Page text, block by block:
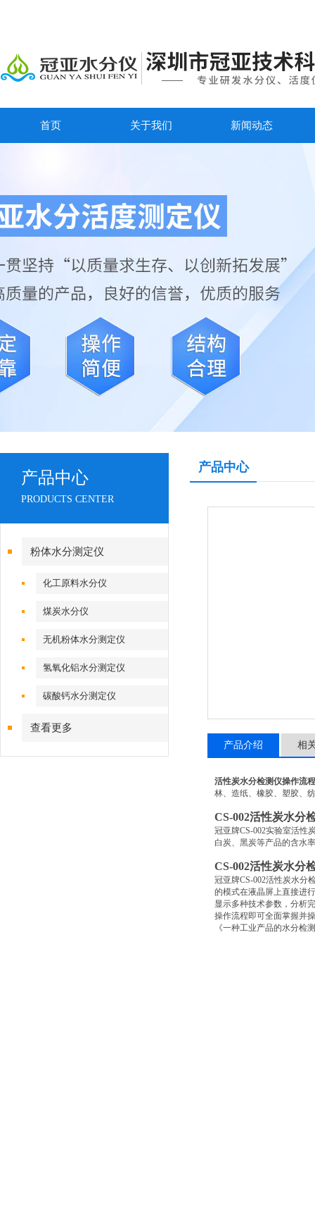
首页 关于我们 新闻动态
产品中心
PRODUCTS CENTER
粉体水分测定仪
化工原料水分仪
煤炭水分仪
无机粉体水分测定仪
氢氧化铝水分测定仪
碳酸钙水分测定仪
查看更多
产品中心
产品介绍 相
活性炭水分检测仪操作流程
林、造纸、橡胶、塑胶、
CS-002活性炭水分
冠亚牌CS-002实验室活性
白炭、黑炭等产品的含水
CS-002活性炭水分
冠亚牌CS-002活性炭水分
的模式在液晶屏上直接进
显示多种技术参数，分析
操作流程即可全面掌握并
《一种工业产品的水分检